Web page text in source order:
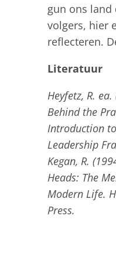
gun ons land
volgers, hier
reflecteren.
Literatuur
Heyfetz, R.
Behind the
Introduction
Leadership
Kegan, R.
Heads: The
Modern Life.
Press.